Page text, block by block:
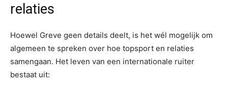
relaties
Hoewel Greve geen details deelt, is het wél mogelijk om
algemeen te spreken over hoe topsport en relaties
samengaan. Het leven van een internationale ruiter
bestaat uit: